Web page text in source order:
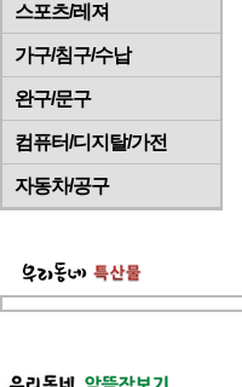
스포츠/레져
가구/침구/수납
완구/문구
컴퓨터/디지탈/가전
자동차/공구